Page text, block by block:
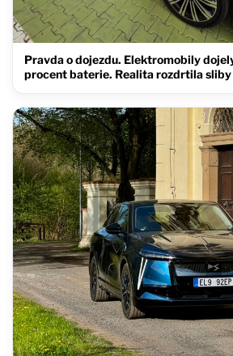
Pravda o dojezdu. Elektromobily
procent baterie. Realita rozdrtila